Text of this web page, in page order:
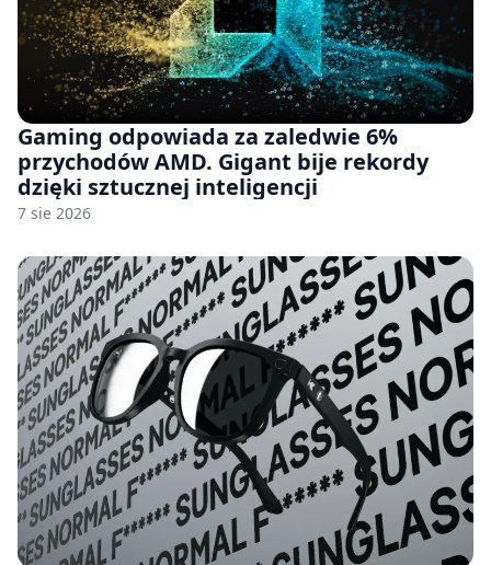
Gaming odpowiada za zaledwie 6%
przychodów AMD. Gigant bije rekordy
dzięki sztucznej inteligencji
7 sie 2026